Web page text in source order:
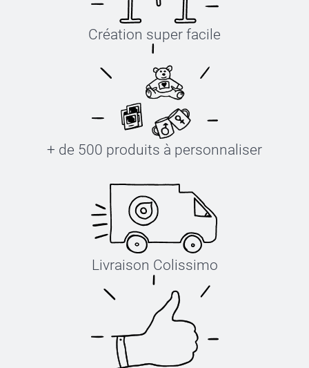
Création super facile
+ de 500 produits à personnaliser
Livraison Colissimo